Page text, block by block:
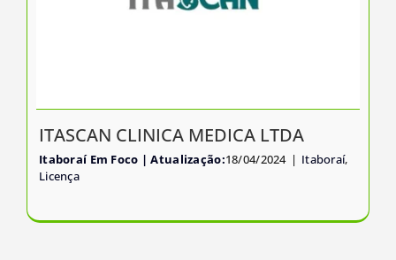
ITASCAN CLINICA MEDICA LTDA
Itaboraí Em Foco 18/04/2024 | Itaboraí,
Licença